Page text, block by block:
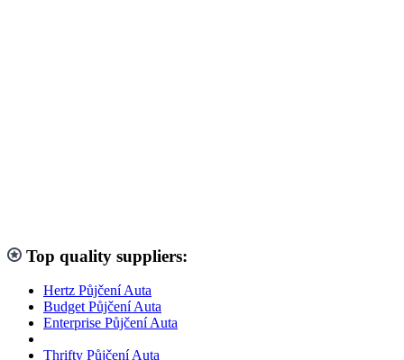
Top quality suppliers:
Hertz Půjčení Auta
Budget Půjčení Auta
Enterprise Půjčení Auta
Thrifty Půjčení Auta